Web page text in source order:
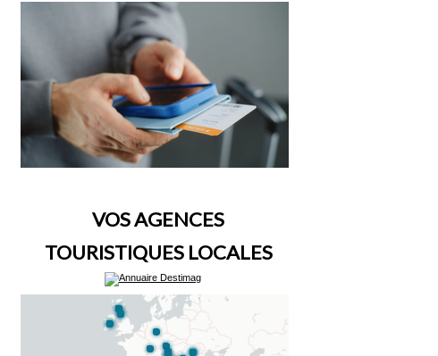
VOS AGENCES
TOURISTIQUES LOCALES